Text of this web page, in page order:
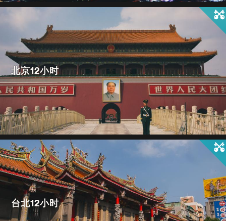
北京12小时
台北12小时